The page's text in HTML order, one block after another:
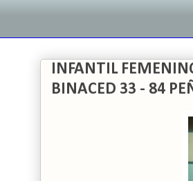
INFANTIL
BINACED 33 - 84